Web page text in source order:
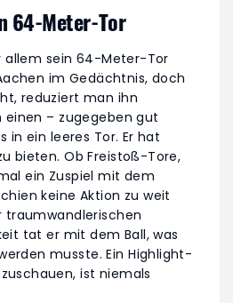
64-Meter-Tor
allem sein 64-Meter-Tor
im Gedächtnis, doch
reduziert man ihn
– zugegeben gut
in ein leeres Tor. Er hat
bieten. Ob Freistoß-Tore,
ein Zuspiel mit dem
keine Aktion zu weit
traumwandlerischen
tat er mit dem Ball, was
musste. Ein Highlight-
ist niemals